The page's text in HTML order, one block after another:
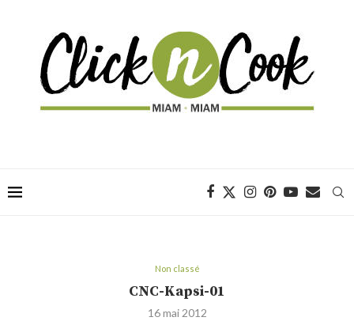
Non classé
CNC-Kapsi-01
16 mai 2012